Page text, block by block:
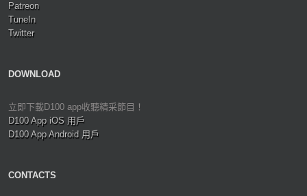
Patreon
TuneIn
Twitter
DOWNLOAD
立即下載D100 app收聽精采節目！
D100 App iOS 用戶
D100 App Android 用戶
CONTACTS